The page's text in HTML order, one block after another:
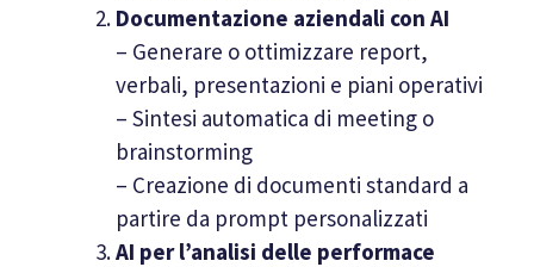
Documentazione aziendali con AI
– Generare o ottimizzare report,
verbali, presentazioni e piani operativi
– Sintesi automatica di meeting o
brainstorming
– Creazione di documenti standard a
partire da prompt personalizzati
AI per l’analisi delle performace